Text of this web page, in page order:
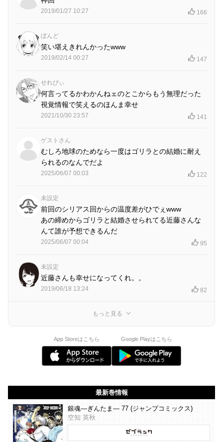
2019/01/27 10:27 166
ぼんど
笑い堪えきれんかったwww
2019/02/14 00:27 147
せれびぃ
何言ってるかわかんねェのとこからもう無理だった
視覚情報で笑えるのほんま幸せ
2021/10/30 23:57 141
ゲストさん
むしろ地球のためなら一度はゴリラとの結婚に耐え
られるのなんでだよ
2025/06/07 00:03 122
未設定
前回のシリアス回からの温度差がひでぇwww
あの締めからゴリラと結婚させられてる近藤さんな
んて誰が予想できるんだ
2025/06/07 00:04 95
未設定
近藤さんも幸せになってくれ。。
2019/06/18 13:24 82
もっと見る
App Storeはこちら Google Playはこちら
最新巻情報
銀魂―ぎんたま― 77 (ジャンプコミックス)
空知 英秋